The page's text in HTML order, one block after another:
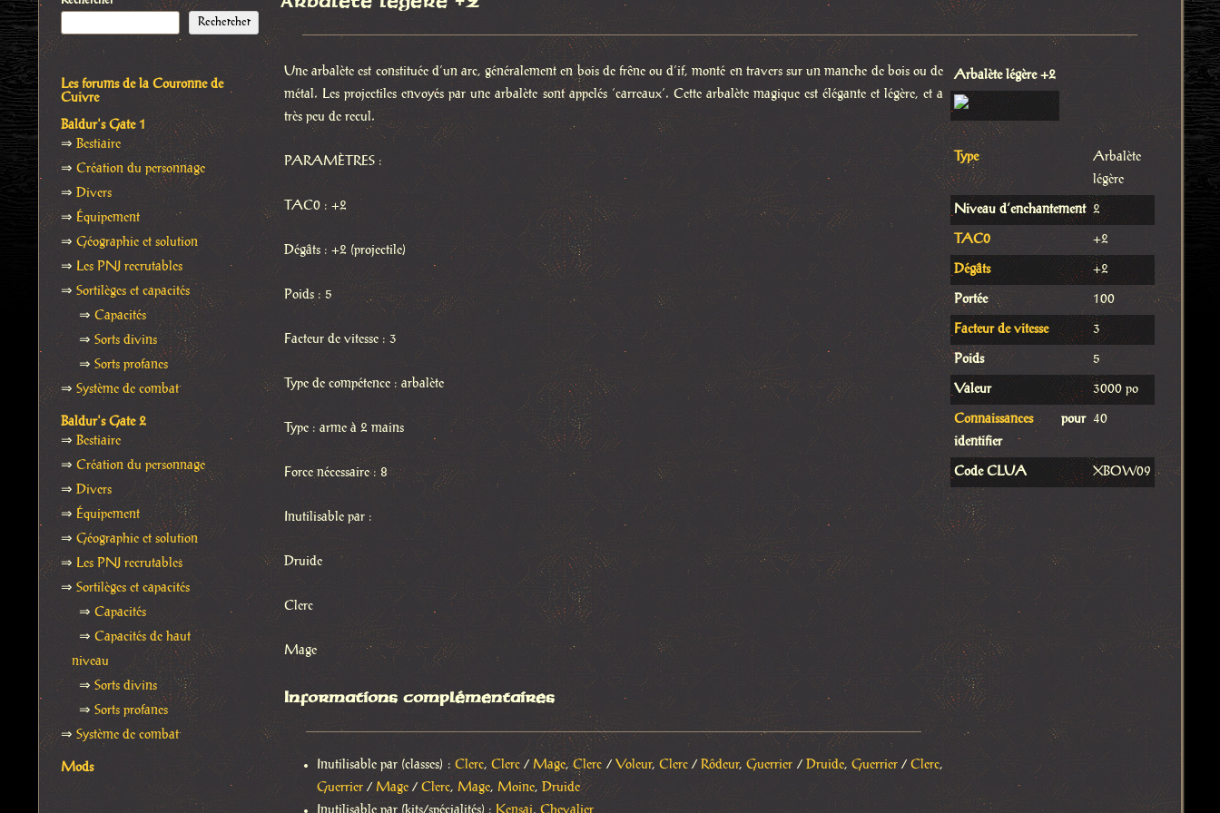
Une arbalète est constituée d’un arc, généralement en bois de frêne ou d’if, monté en travers sur un manche de bois ou de
métal. Les projectiles envoyés par une arbalète sont appelés ‘carreaux’. Cette arbalète magique est élégante et légère, et a
très peu de recul.
PARAMÈTRES :
TAC0 : +2
Dégâts : +2 (projectile)
Poids : 5
Facteur de vitesse : 3
Type de compétence : arbalète
Type : arme à 2 mains
Force nécessaire : 8
Inutilisable par :
Druide
Clerc
Mage
Informations complémentaires
Inutilisable par (classes) : Clerc, Clerc/ Mage,Clerc / Voleur, Clerc/ Rôdeur,Guerrier / Druide, Guerrier/Clerc,
Guerrier / Mage /Clerc, Mage, Moine,Druide
Inutilisable par (kits/spécialités) : Kensai,Chevalier
Arbalète légère +2
Type
Arbalète
légère
Niveau d’enchantement 2
TAC0 +2
Dégâts +2
Portée 100
Facteur de vitesse 3
Poids 5
Valeur 3000 po
Connaissancespour
identifier
40
Code CLUA XBOW09
Rechercher
Les forums de la Couronne de
Cuivre
Baldur's Gate 1
⇒Bestiaire
⇒Création du personnage
⇒Divers
⇒ Équipement
⇒Géographie et solution
⇒ Les PNJ recrutables
⇒Sortilèges et capacités
⇒Capacités
⇒Sorts divins
⇒Sorts profanes
⇒Système de combat
Baldur's Gate 2
⇒Bestiaire
⇒Création du personnage
⇒Divers
⇒ Équipement
⇒Géographie et solution
⇒ Les PNJ recrutables
⇒Sortilèges et capacités
⇒Capacités
⇒Capacités de haut
niveau
⇒Sorts divins
⇒Sorts profanes
⇒Système de combat
Mods